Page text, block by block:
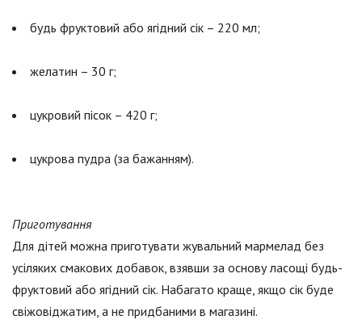
будь фруктовий або ягідний сік – 220 мл;
желатин – 30 г;
цукровий пісок – 420 г;
цукрова пудра (за бажанням).
Приготування
Для дітей можна приготувати жувальний мармелад без
усіляких смакових добавок, взявши за основу ласощі будь-
фруктовий або ягідний сік. Набагато краще, якщо сік буде
свіжовіджатим, а не придбаними в магазині.